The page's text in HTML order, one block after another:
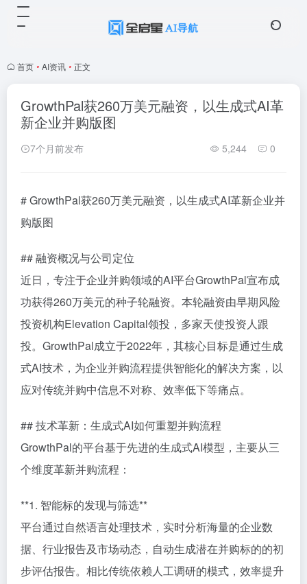
首页 • AI资讯 • 正文
GrowthPal获260万美元融资，以生成式AI革
新企业并购版图
7个月前发布 5,244 0
# GrowthPal获260万美元融资，以生成式AI革新企业并
购版图
## 融资概况与公司定位
近日，专注于企业并购领域的AI平台GrowthPal宣布成
功获得260万美元的种子轮融资。本轮融资由早期风险
投资机构Elevation Capital领投，多家天使投资人跟
投。GrowthPal成立于2022年，其核心目标是通过生成
式AI技术，为企业并购流程提供智能化的解决方案，以
应对传统并购中信息不对称、效率低下等痛点。
## 技术革新：生成式AI如何重塑并购流程
GrowthPal的平台基于先进的生成式AI模型，主要从三
个维度革新并购流程：
**1. 智能标的发现与筛选**
平台通过自然语言处理技术，实时分析海量的企业数
据、行业报告及市场动态，自动生成潜在并购标的的初
步评估报告。相比传统依赖人工调研的模式，效率提升